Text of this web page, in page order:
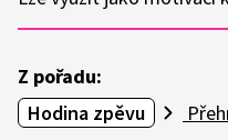
Z pořadu:
Hodina zpěvu